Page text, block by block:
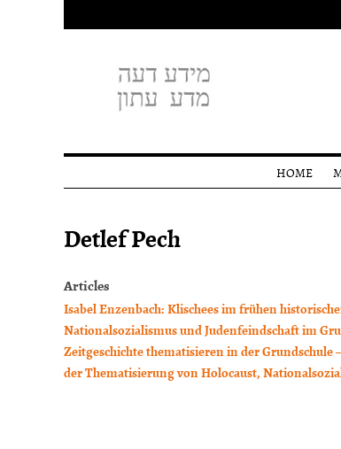
HOME
Detlef Pech
Articles
Isabel Enzenbach: Klischees im frühen
Nationalsozialismus und Judenfeindschaft im
Zeitgeschichte thematisieren in der
der Thematisierung von Holocaust,